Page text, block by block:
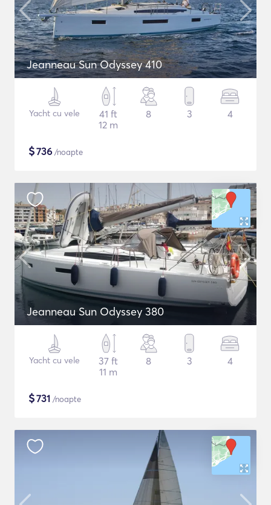
Jeanneau Sun Odyssey 410
Yacht cu vele
41 ft
12 m
8 3 4
$736 /noapte
Jeanneau Sun Odyssey 380
Yacht cu vele
37 ft
11 m
8 3 4
$731 /noapte